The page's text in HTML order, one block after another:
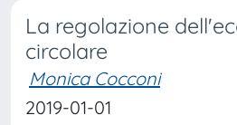
La regolazione
circolare
Monica Cocconi
2019-01-01